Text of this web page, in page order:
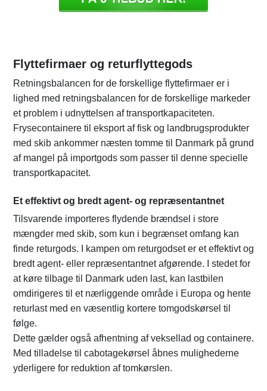
Flyttefirmaer og returflyttegods
Retningsbalancen for de forskellige flyttefirmaer er i
lighed med retningsbalancen for de forskellige markeder
et problem i udnyttelsen af transportkapaciteten.
Frysecontainere til eksport af fisk og landbrugsprodukter
med skib ankommer næsten tomme til Danmark på grund
af mangel på importgods som passer til denne specielle
transportkapacitet.
Et effektivt og bredt agent- og repræsentantnet
Tilsvarende importeres flydende brændsel i store
mængder med skib, som kun i begrænset omfang kan
finde returgods. I kampen om returgodset er et effektivt og
bredt agent- eller repræsentantnet afgørende. I stedet for
at køre tilbage til Danmark uden last, kan lastbilen
omdirigeres til et nærliggende område i Europa og hente
returlast med en væsentlig kortere tomgodskørsel til
følge.
Dette gælder også afhentning af veksellad og containere.
Med tilladelse til cabotagekørsel åbnes mulighederne
yderligere for reduktion af tomkørslen.